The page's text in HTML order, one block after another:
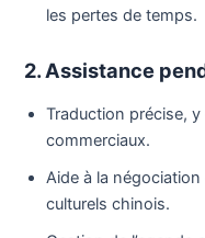
les pertes de temps.
2. Assistance
Traduction précise,
commerciaux.
Aide à la
culturels chinois.